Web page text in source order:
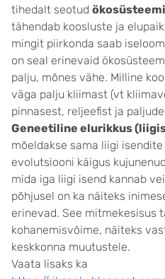
tihedalt seotud
tähendab koosluste ja
mingit piirkonda saab
on seal erinevaid
palju, mõnes vähe. Milline
väga palju kliimast (vt
pinnasest, reljeefist ja
Geneetiline elurikkus
mõeldakse sama liigi
evolutsiooni käigus
mida iga liigi isend kannab
põhjusel on ka näiteks
erinevad. See mitmekesisus
kohanemisvõime, näiteks
keskkonna muutustele.
Vaata lisaks ka